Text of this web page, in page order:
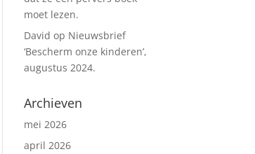
moet lezen.
David op Nieuwsbrief
‘Bescherm onze kinderen’,
augustus 2024.
Archieven
mei 2026
april 2026